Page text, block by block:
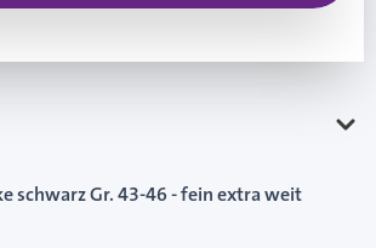
schwarz Gr. 43-46 - fein extra weit